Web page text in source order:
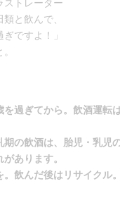
ストレーター
と飲んで、
ぎですよ！」
過ぎてから。飲酒運転
の飲酒は、胎児・乳児
あります。
飲んだ後はリサイクル。